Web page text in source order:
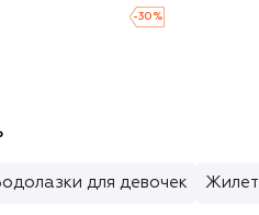
-30 %
для девочек